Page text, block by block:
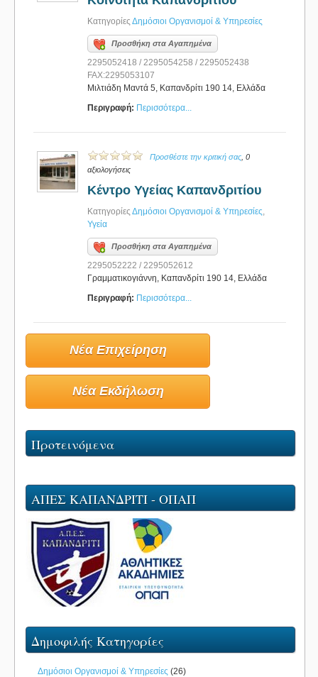
Κατηγορίες Δημόσιοι Οργανισμοί & Υπηρεσίες
Προσθήκη στα Αγαπημένα
2295052418 / 2295054258 / 2295052438
FAX:2295053107
Μιλτιάδη Μαντά 5, Καπανδρίτι 190 14, Ελλάδα
Περιγραφή: Περισσότερα...
Προσθέστε την κριτική σας , 0
αξιολογήσεις
Κέντρο Υγείας Καπανδριτίου
Κατηγορίες Δημόσιοι Οργανισμοί & Υπηρεσίες,
Υγεία
Προσθήκη στα Αγαπημένα
2295052222 / 2295052612
Γραμματικογιάννη, Καπανδρίτι 190 14, Ελλάδα
Περιγραφή: Περισσότερα...
Νέα Επιχείρηση
Νέα Εκδήλωση
Προτεινόμενα
ΑΠΕΣ ΚΑΠΑΝΔΡΙΤΙ - ΟΠΑΠ
Δημοφιλής Κατηγορίες
Δημόσιοι Οργανισμοί & Υπηρεσίες (26)